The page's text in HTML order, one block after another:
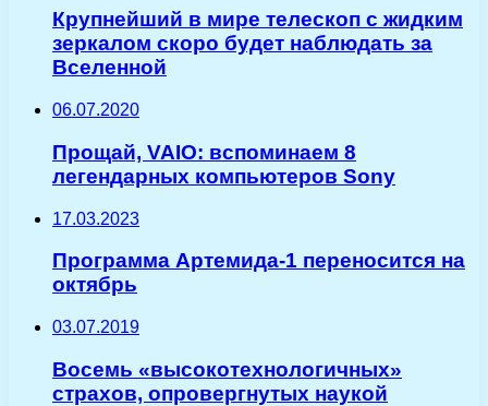
Крупнейший в мире телескоп с жидким
зеркалом скоро будет наблюдать за
Вселенной
06.07.2020
Прощай, VAIO: вспоминаем 8
легендарных компьютеров Sony
17.03.2023
Программа Артемида-1 переносится на
октябрь
03.07.2019
Восемь «высокотехнологичных»
страхов, опровергнутых наукой